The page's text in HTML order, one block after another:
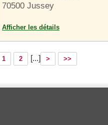
70500 Jussey
Afficher les détails
1 2 [...] > >>